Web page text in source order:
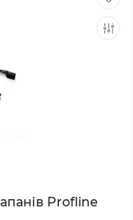
Profline